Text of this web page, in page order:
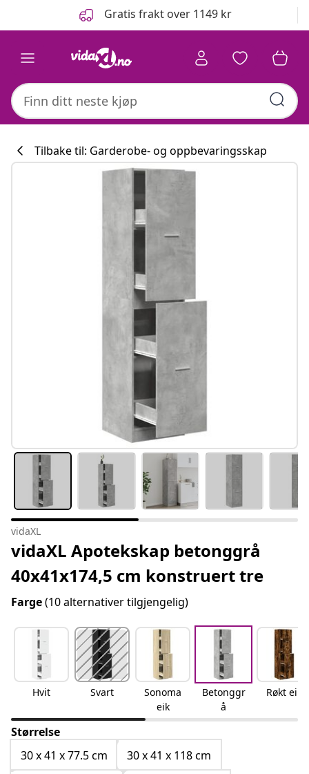
Gratis frakt over 1149 kr
Tilbake til: Garderobe- og oppbevaringsskap
vidaXL
vidaXL Apotekskap betonggrå
40x41x174,5 cm konstruert tre
Farge(10 alternativer tilgjengelig)
Hvit Svart
Sonoma
eik
Betonggr
å
Røkt eik
Størrelse
30 x 41 x 77.5 cm
30 x 41 x 118 cm